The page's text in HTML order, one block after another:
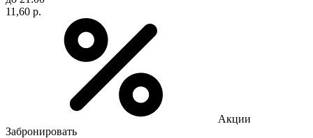
11,60 р.
Акции
Забронировать